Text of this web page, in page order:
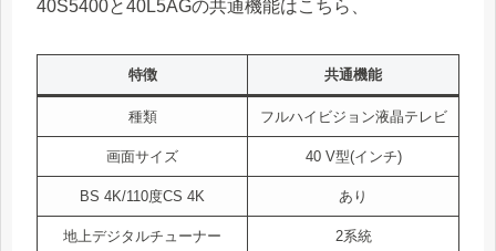
40S5400と40L5AGの共通機能はこちら、
特徴 共通機能
種類 フルハイビジョン液晶テレビ
画面サイズ 40 V型(インチ)
BS 4K/110度CS 4K あり
地上デジタルチューナー 2系統